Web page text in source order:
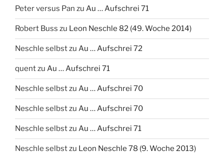
Peter versus Pan zu Au … Aufschrei 71
Robert Buss zu Leon Neschle 82 (49. Woche 2014)
Neschle selbstzu Au … Aufschrei 72
quentzu Au … Aufschrei 71
Neschle selbstzu Au … Aufschrei 70
Neschle selbstzu Au … Aufschrei 70
Neschle selbstzu Au … Aufschrei 71
Neschle selbstzu Leon Neschle 78 (9. Woche 2013)